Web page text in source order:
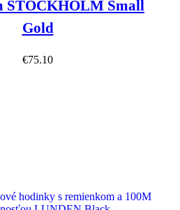
STOCKHOLM Small
Gold
€75.10